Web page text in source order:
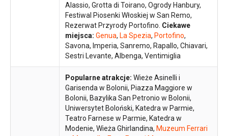
Alassio, Grotta di Toirano, Ogrody Hanbury,
Festiwal Piosenki Włoskiej w San Remo,
Rezerwat Przyrody Portofino. Ciekawe
miejsca: Genua, La Spezia, Portofino,
Savona, Imperia, Sanremo, Rapallo, Chiavari,
Sestri Levante, Albenga, Ventimiglia
Popularne atrakcje: Wieże Asinelli i
Garisenda w Bolonii, Piazza Maggiore w
Bolonii, Bazylika San Petronio w Bolonii,
Uniwersytet Boloński, Katedra w Parmie,
Teatro Farnese w Parmie, Katedra w
Modenie, Wieża Ghirlandina, Muzeum Ferrari